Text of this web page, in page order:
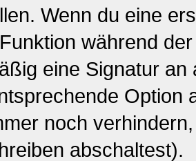
Wenn du eine
während
eine Signatur
Option
noch
abschaltest).